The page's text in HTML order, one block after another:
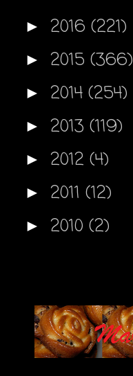
► 2016 (221)
► 2015 (366)
► 2014 (254)
► 2013 (119)
► 2012 (4)
► 2011 (12)
► 2010 (2)